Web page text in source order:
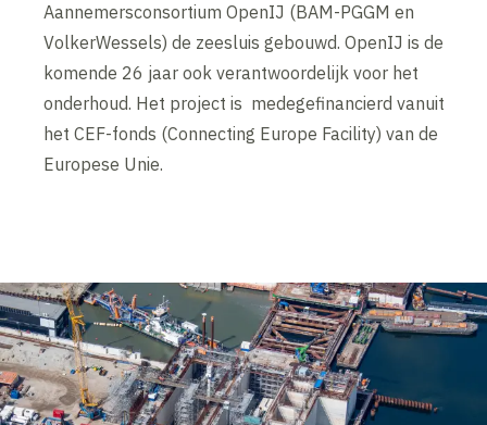
Aannemersconsortium OpenIJ (BAM-PGGM en
VolkerWessels) de zeesluis gebouwd. OpenIJ is de
komende 26 jaar ook verantwoordelijk voor het
onderhoud. Het project is medegefinancierd vanuit
het CEF-fonds (Connecting Europe Facility) van de
Europese Unie.